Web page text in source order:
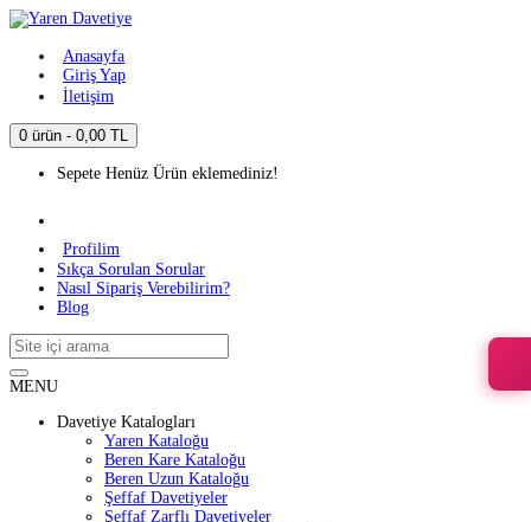
Anasayfa
Giriş Yap
İletişim
0 ürün - 0,00 TL
Sepete Henüz Ürün eklemediniz!
Profilim
Sıkça Sorulan Sorular
Nasıl Sipariş Verebilirim?
Blog
MENU
Davetiye Katalogları
Yaren Kataloğu
Beren Kare Kataloğu
Beren Uzun Kataloğu
Şeffaf Davetiyeler
Şeffaf Zarflı Davetiyeler